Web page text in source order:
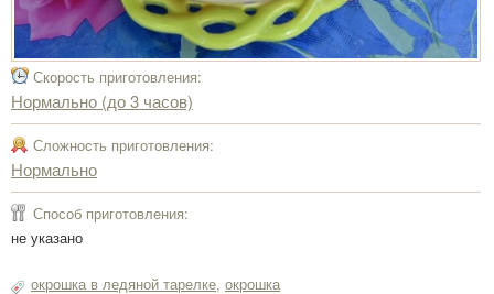
Скорость приготовления:
Нормально (до 3 часов)
Сложность приготовления:
Нормально
Способ приготовления:
не указано
окрошка в ледяной тарелке окрошка